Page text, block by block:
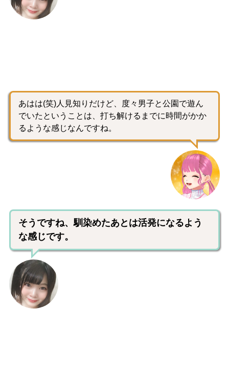
あはは(笑)人見知りだけど、度々男子と公園で遊ん
でいたということは、打ち解けるまでに時間がかか
るような感じなんですね。
そうですね、馴染めたあとは活発になるよう
な感じです。